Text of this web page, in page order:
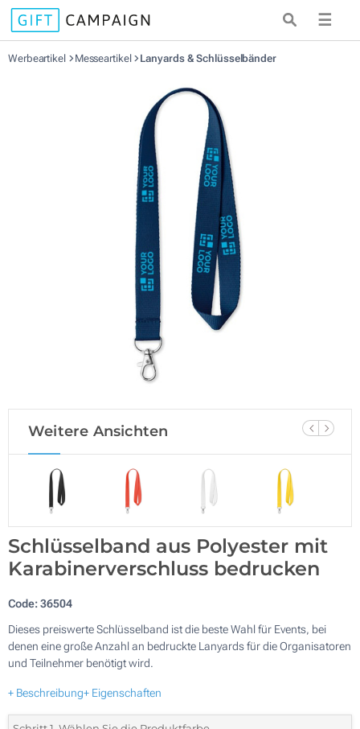
☰
Werbeartikel Messeartikel Lanyards & Schlüsselbänder
Weitere Ansichten
Schlüsselband aus Polyester mit
Karabinerverschluss bedrucken
Code:36504
Dieses preiswerte Schlüsselband ist die beste Wahl für Events, bei
denen eine große Anzahl an bedruckte Lanyards für die Organisatoren
und Teilnehmer benötigt wird.
+ Beschreibung+ Eigenschaften